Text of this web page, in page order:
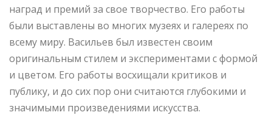
наград и премий за свое творчество. Его работы
были выставлены во многих музеях и галереях по
всему миру. Васильев был известен своим
оригинальным стилем и экспериментами с формой
и цветом. Его работы восхищали критиков и
публику, и до сих пор они считаются глубокими и
значимыми произведениями искусства.